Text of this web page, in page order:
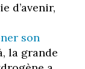
d’avenir,
son
la grande